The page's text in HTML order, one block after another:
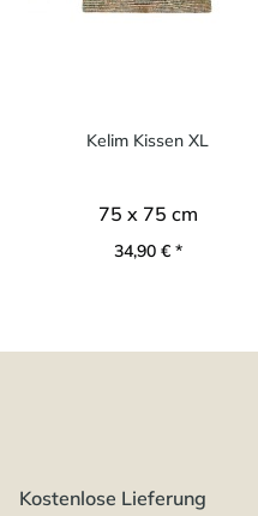
Kelim Kissen XL
75 x 75 cm
34,90 € *
Kostenlose Lieferung